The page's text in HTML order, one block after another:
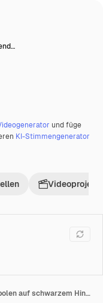
und füge
KI-Stimmengenerator
Videoprojekt
Animation von wütenden Emoji-Symbolen auf schwarzem Hintergrund